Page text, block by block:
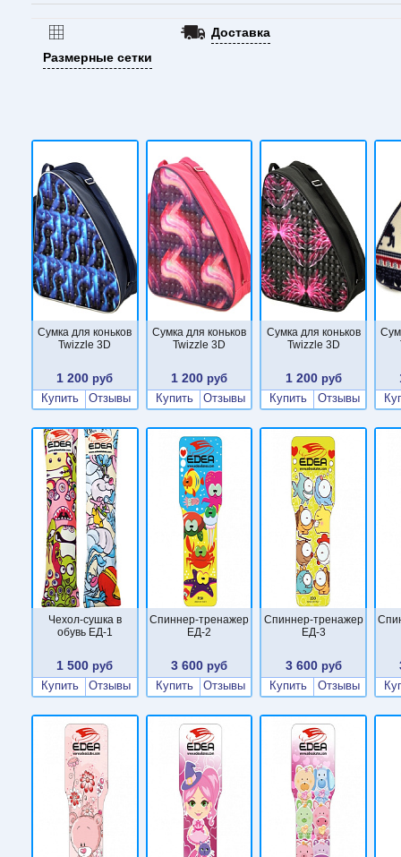
Размерные сетки
Доставка
Сумка для коньков
Twizzle 3D
1 200 руб
Купить
Отзывы
Сумка для коньков
Twizzle 3D
1 200 руб
Купить
Отзывы
Сумка для коньков
Twizzle 3D
1 200руб
Купить
Отзывы
Чехол-сушка в
обувь ЕД-1
1 500 руб
Купить
Отзывы
Cпиннер-тренажер
ЕД-2
3 600 руб
Купить
Отзывы
Cпиннер-тренажер
ЕД-3
3 600руб
Купить
Отзывы